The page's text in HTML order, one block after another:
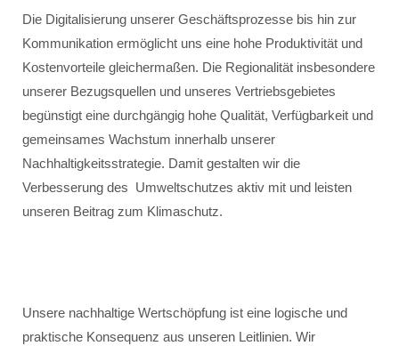
Die Digitalisierung unserer Geschäftsprozesse bis hin zur
Kommunikation ermöglicht uns eine hohe Produktivität und
Kostenvorteile gleichermaßen. Die Regionalität insbesondere
unserer Bezugsquellen und unseres Vertriebsgebietes
begünstigt eine durchgängig hohe Qualität, Verfügbarkeit und
gemeinsames Wachstum innerhalb unserer
Nachhaltigkeitsstrategie. Damit gestalten wir die
Verbesserung des Umweltschutzes aktiv mit und leisten
unseren Beitrag zum Klimaschutz.
Unsere nachhaltige Wertschöpfung ist eine logische und
praktische Konsequenz aus unseren Leitlinien. Wir